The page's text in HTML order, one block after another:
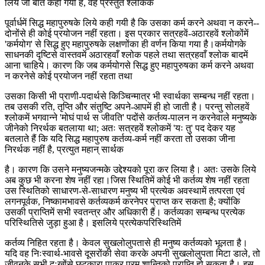
लिये जो बात कही गयी है, वह प्रस्तुत श्लोकके
पूर्वार्धमें सिद्ध महापुरुषके लिये कही गयी है कि उसका कर्म करने अथवा न करने--
दोनोंसे ही कोई प्रयोजन नहीं रहता। इस प्रकार सत्रहवें-अठारहवें श्लोकोंमें
'कर्मयोग' से सिद्ध हुए महापुरुषके लक्षणोंका ही वर्णन किया गया है।कर्मयोगके
साधनकी दृष्टिसे वास्तवमें अठारहवाँ श्लोक पहले तथा सत्रहवाँ श्लोक बादमें
आना चाहिये। कारण कि जब कर्मयोगसे सिद्ध हुए महापुरुषका कर्म करने अथवा
न करनेसे कोई प्रयोजन नहीं रहता तथा
उसका किसी भी प्राणी-पदार्थसे किञ्चिन्मात्र भी स्वार्थका सम्बन्ध नहीं रहता।
तब उसकी रति, तृप्ति और संतुष्टि अपने-आपमें ही हो जाती है। परन्तु सोलहवें
श्लोकमें भगवान्ने 'मोघं पार्थ स जीवति' पदोंसे कर्तव्य-पालन न करनेवाले मनुष्यके
जीनेको निरर्थक बतलाया था; अतः सत्रहवें श्लोकमें 'यः तु' पद देकर यह
बतलाते हैं कि यदि सिद्ध महापुरुष कर्तव्य-कर्म नहीं करता तो उसका जीना
निरर्थक नहीं है, प्रत्युत महान् सार्थक
है। कारण कि उसने मनुष्यजन्मके उद्देश्यको पूरा कर लिया है। अतः उसके लिये
अब कुछ भी करना शेष नहीं रहा।जिस स्थितिमें कोई भी कर्तव्य शेष नहीं रहता
उस स्थितिको साधारण-से-साधारण मनुष्य भी प्रत्येक अवस्थामें तत्परता एवं
लगनपूर्वक, निष्कामभावसे कर्तव्यकर्म करनेपर प्राप्त कर सकता है; क्योंकि
उसकी प्राप्तिमें सभी स्वतन्त्र और अधिकारी हैं। कर्तव्यका सम्बन्ध प्रत्येक
परिस्थितिसे जुड़ा हुआ है। इसलिये प्रत्येकपरिस्थितिमें
कर्तव्य निहित रहता है। केवल सुखलोलुपतासे ही मनुष्य कर्तव्यको भूलता है।
यदि वह निःस्वार्थ-भावसे दूसरोंकी सेवा करके अपनी सुखलोलुपता मिटा डाले, तो